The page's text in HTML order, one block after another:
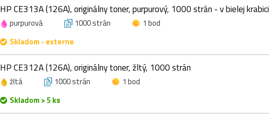
HP CE313A (126A), originálny toner, purpurový, 1000 strán - v bielej krabici
purpurová 1000 strán
1 bod
Skladom - externe
HP CE312A (126A), originálny toner, žltý, 1000 strán
žltá 1000 strán
1 bod
Skladom > 5 ks